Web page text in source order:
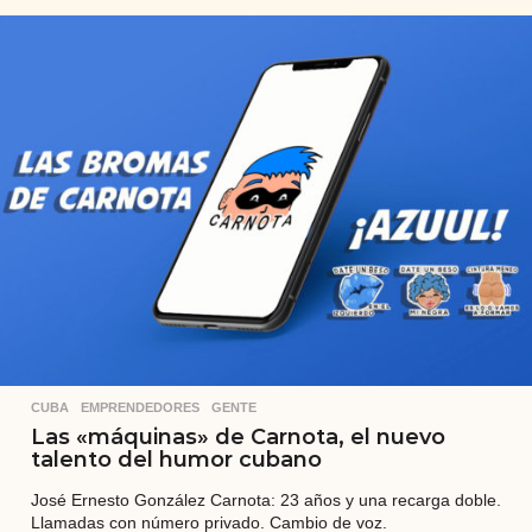
o
a
t
r
CUBA ,EMPRENDEDORES ,GENTE
Las «máquinas» de Carnota, el nuevo
talento del humor cubano
José Ernesto González Carnota: 23 años y una recarga doble.
Llamadas con número privado. Cambio de voz.